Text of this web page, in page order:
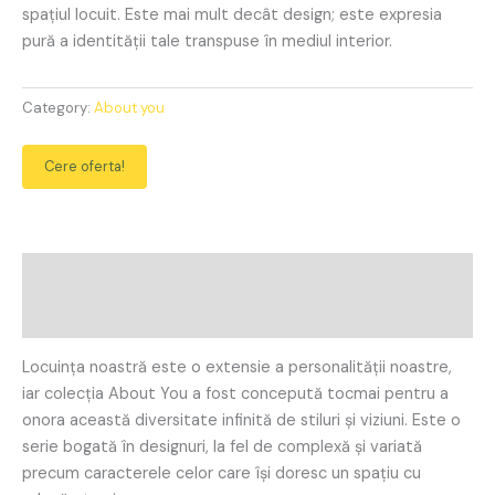
spațiul locuit. Este mai mult decât design; este expresia
pură a identității tale transpuse în mediul interior.
Category: About you
Cere oferta!
Locuința noastră este o extensie a personalității noastre,
iar colecția About You a fost concepută tocmai pentru a
onora această diversitate infinită de stiluri și viziuni. Este o
serie bogată în designuri, la fel de complexă și variată
precum caracterele celor care își doresc un spațiu cu